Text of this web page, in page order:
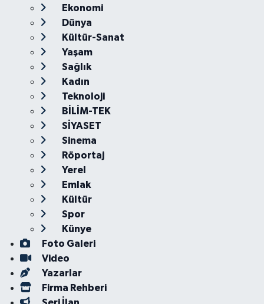
Ekonomi
Dünya
Kültür-Sanat
Yaşam
Sağlık
Kadın
Teknoloji
BİLİM-TEK
SİYASET
Sinema
Röportaj
Yerel
Emlak
Kültür
Spor
Künye
Foto Galeri
Video
Yazarlar
Firma Rehberi